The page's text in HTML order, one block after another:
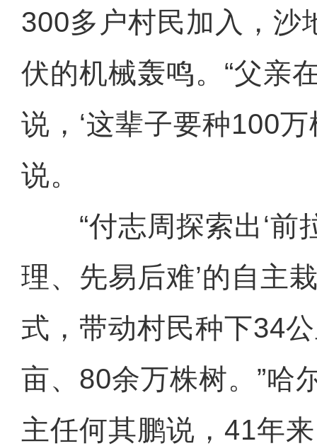
300多户村民加入，沙
伏的机械轰鸣。“父亲
说，‘这辈子要种100万
说。
“付志周探索出‘前
理、先易后难’的自主
式，带动村民种下34
亩、80余万株树。”哈
主任何其鹏说，41年